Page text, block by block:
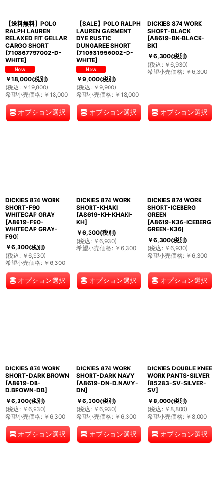
【送料無料】POLO
RALPH LAUREN
RELAXED FIT GELLAR
CARGO SHORT
[710867797002-D-
WHITE]
￥18,000(税別)
(税込 : ￥ 19,800)
希望小売価格: ￥ 18,000
オプション選択
【SALE】POLO RALPH
LAUREN GARMENT
DYE RUSTIC
DUNGAREE SHORT
[710931956002-D-
WHITE]
￥9,000(税別)
(税込 : ￥ 9,900)
希望小売価格: ￥ 18,000
オプション選択
DICKIES 874 WORK
SHORT-BLACK
[A8619-BK-BLACK-
BK]
￥6,300(税別)
(税込 : ￥ 6,930)
希望小売価格: ￥ 6,300
オプション選択
DICKIES 874 WORK
SHORT-F90
WHITECAP GRAY
[A8619-F90-
WHITECAP GRAY-
F90]
￥6,300(税別)
(税込 : ￥ 6,930)
希望小売価格: ￥ 6,300
オプション選択
DICKIES 874 WORK
SHORT-KHAKI
[A8619-KH-KHAKI-
KH]
￥6,300(税別)
(税込 : ￥ 6,930)
希望小売価格: ￥ 6,300
オプション選択
DICKIES 874 WORK
SHORT-ICEBERG
GREEN
[A8619-K36-ICEBERG
GREEN-K36]
￥6,300(税別)
(税込 : ￥ 6,930)
希望小売価格: ￥ 6,300
オプション選択
DICKIES 874 WORK
SHORT-DARK BROWN
[A8619-DB-
D.BROWN-DB]
￥6,300(税別)
(税込 : ￥ 6,930)
希望小売価格: ￥ 6,300
オプション選択
DICKIES 874 WORK
SHORT-DARK NAVY
[A8619-DN-D.NAVY-
DN]
￥6,300(税別)
(税込 : ￥ 6,930)
希望小売価格: ￥ 6,300
オプション選択
DICKIES DOUBLE KNEE
WORK PANTS-SILVER
[85283-SV-SILVER-
SV]
￥8,000(税別)
(税込 : ￥ 8,800)
希望小売価格: ￥ 8,000
オプション選択